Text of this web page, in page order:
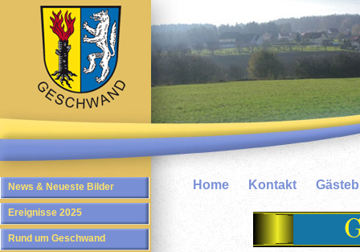
News & Neueste Bilder
Ereignisse 2025
Rund um Geschwand
Home Kontakt